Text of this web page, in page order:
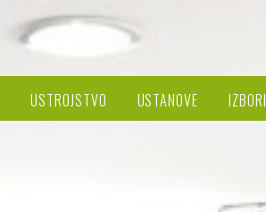
USTROJSTVO USTANOVE IZBORI